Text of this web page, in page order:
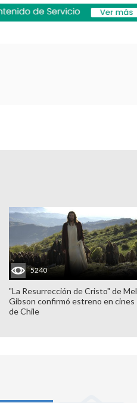
5240
"La Resurrección de Cristo" de Mel
Gibson confirmó estreno en cines
de Chile